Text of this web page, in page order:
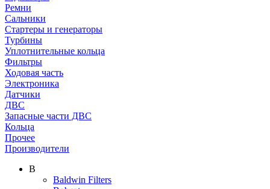
Ремни
Сальники
Стартеры и генераторы
Турбины
Уплотнительные кольца
Фильтры
Ходовая часть
Электроника
Датчики
ДВС
Запасные части ДВС
Кольца
Прочее
Производители
B
Baldwin Filters